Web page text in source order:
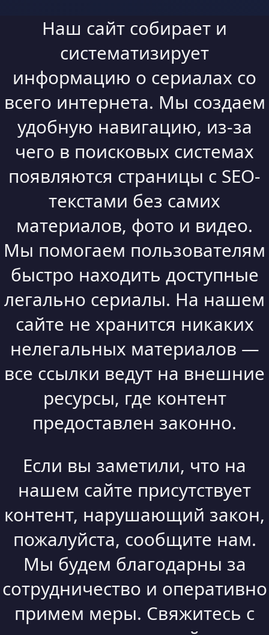
Наш сайт собирает и
систематизирует
информацию о сериалах со
всего интернета. Мы создаем
удобную навигацию, из-за
чего в поисковых системах
появляются страницы с SEO-
текстами без самих
материалов, фото и видео.
Мы помогаем пользователям
быстро находить доступные
легально сериалы. На нашем
сайте не хранится никаких
нелегальных материалов —
все ссылки ведут на внешние
ресурсы, где контент
предоставлен законно.
Если вы заметили, что на
нашем сайте присутствует
контент, нарушающий закон,
пожалуйста, сообщите нам.
Мы будем благодарны за
сотрудничество и оперативно
примем меры. Свяжитесь с